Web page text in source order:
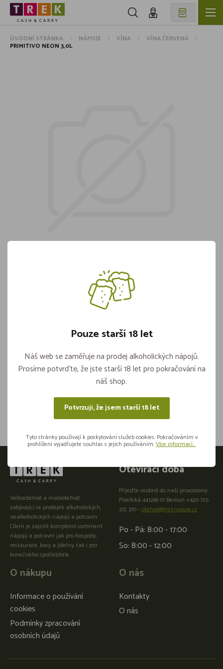
ÚVODNÍ STRÁNKA NÁPOJE VÍNA VÍNA ČERVENÁ
PRIMITIVO NEON 3,0L
Primitivo Neon 3,0l
WD000022
Sdílejte na sítích
Velkoobchod a maloobchod
zabývající se prodejek alkoholických,
nealkoholických nápojů a potravin.
Cílem je zajistit kompletní sortiment
nápojů a potravin jak pro hospody,
restaurace, bary a jídelny, tak i pro
konečného spotřebitele.
O nákupu
Informace o používání
cookies
Podmínky zpracování
osobních údajů
O nás
Kontakty
O nás
Otevírací doba
Přijeďte osobně do naší provozovny:
Plzeňská 441266 01 Beroun +420 725
372 370 -obchod@treknapoje.cz
Po - Pá: 8:00 - 17:00
So: 8:00 - 12:00
Pouze starší 18 let
Náš web se zaměřuje na prodej alkoholických nápojů.
Prosíme potvrďte, že jste starší 18 let pro pokračování na
náš shop.
Potvrzuji, že jsem starší 18 let
Tyto stránky používají k poskytování služeb cookies. Pokračováním v
prohlížení vyjadřujete souhlas s jejich používáním.Více informací...